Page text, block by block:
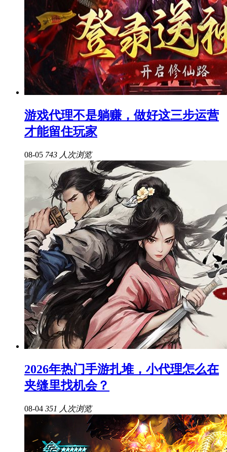
游戏代理不是躺赚，做好这三步运营
才能留住玩家
08-05 743 人次浏览
2026年热门手游扎堆，小代理怎么在
夹缝里找机会？
08-04 351 人次浏览